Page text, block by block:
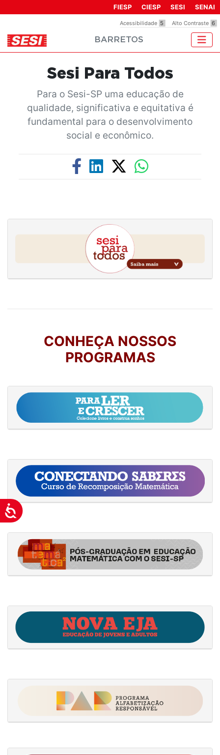
inclui
um
acessibilidade.
Acessibilidade
Acessibilidade 5 Alto Contraste 6
FIESP CIESP SESI SENAI
BARRETOS
Sesi Para Todos
Para o Sesi-SP uma educação de
qualidade, significativa e equitativa é
fundamental para o desenvolvimento
social e econômico.
CONHEÇA NOSSOS
PROGRAMAS